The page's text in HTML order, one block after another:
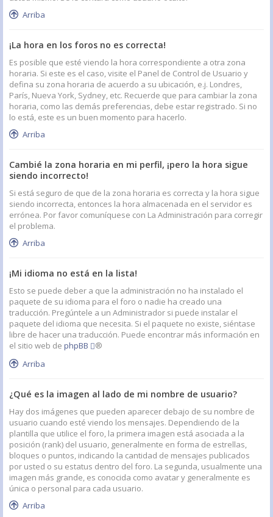
Arriba
¡La hora en los foros no es correcta!
Es posible que esté viendo la hora correspondiente a otra zona
horaria. Si este es el caso, visite el Panel de Control de Usuario y
defina su zona horaria de acuerdo a su ubicación, e.j. Londres,
París, Nueva York, Sydney, etc. Recuerde que para cambiar la zona
horaria, como las demás preferencias, debe estar registrado. Si no
lo está, este es un buen momento para hacerlo.
Arriba
Cambié la zona horaria en mi perfil, ¡pero la hora sigue
siendo incorrecto!
Si está seguro de que de la zona horaria es correcta y la hora sigue
siendo incorrecta, entonces la hora almacenada en el servidor es
errónea. Por favor comuníquese con La Administración para corregir
el problema.
Arriba
¡Mi idioma no está en la lista!
Esto se puede deber a que la administración no ha instalado el
paquete de su idioma para el foro o nadie ha creado una
traducción. Pregúntele a un Administrador si puede instalar el
paquete del idioma que necesita. Si el paquete no existe, siéntase
libre de hacer una traducción. Puede encontrar más información en
el sitio web de phpBB
®
Arriba
¿Qué es la imagen al lado de mi nombre de usuario?
Hay dos imágenes que pueden aparecer debajo de su nombre de
usuario cuando esté viendo los mensajes. Dependiendo de la
plantilla que utilice el foro, la primera imagen está asociada a la
posición (rank) del usuario, generalmente en forma de estrellas,
bloques o puntos, indicando la cantidad de mensajes publicados
por usted o su estatus dentro del foro. La segunda, usualmente una
imagen más grande, es conocida como avatar y generalmente es
única o personal para cada usuario.
Arriba